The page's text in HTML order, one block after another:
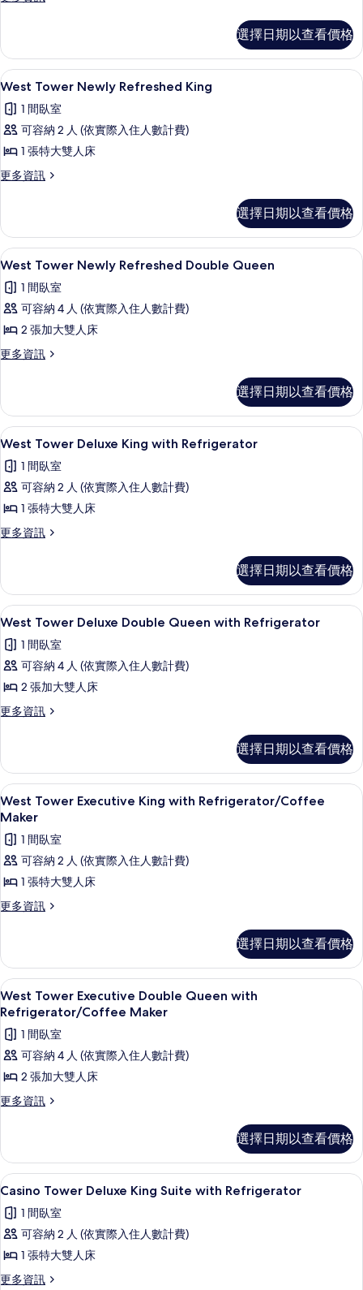
有
相
片
Friendly
Queen
的
情
選擇日期以查看價格
顯
示
West
Tower
Newly
Refreshed
所
有
相
片
West Tower Newly Refreshed King |
3
West Tower Newly Refreshed King
1 間臥室
可容納 2 人 (依實際入住人數計費)
1 張特大雙人床
更多資訊
更
Newly
Refreshed
King
詳
情
選擇日期以查看價格
顯
示
West
Tower
Newly
Refreshed
的
所
有
相
片
West Tower Newly Refreshed
4
West Tower Newly Refreshed Double Queen
1 間臥室
可容納 4 人 (依實際入住人數計費)
2 張加大雙人床
更多資訊
更
Newly
Refreshed
Double
的
詳
選擇日期以查看價格
顯
示
West
Tower
Deluxe
King
的
所
有
相
片
West Tower Deluxe King with
3
West Tower Deluxe King with Refrigerator
1 間臥室
可容納 2 人 (依實際入住人數計費)
1 張特大雙人床
更多資訊
更
Deluxe
King
with
的
詳
選擇日期以查看價格
顯
示
West
Tower
Deluxe
Double
Refrigerator
的
所
有
相
片
客房內保險箱、書桌、遮光布/窗簾、
5
West Tower Deluxe Double Queen with Refrigerator
1 間臥室
可容納 4 人 (依實際入住人數計費)
2 張加大雙人床
更多資訊
更
Deluxe
Double
Queen
with
的
詳
選擇日期以查看價格
顯
示
West
Tower
Executive
King
with
的
所
有
相
片
West Tower Executive King with
3
West Tower Executive King with Refrigerator/Coffee
Maker
1 間臥室
可容納 2 人 (依實際入住人數計費)
1 張特大雙人床
更多資訊
更
Executive
King
with
Refrigerator/Coffee
Maker
的
詳
選擇日期以查看價格
顯
示
West
Tower
Executive
Double
Queen
Maker
的
所
有
相
片
客房內保險箱、書桌、遮光布/窗簾、
5
West Tower Executive Double Queen with
Refrigerator/Coffee Maker
1 間臥室
可容納 4 人 (依實際入住人數計費)
2 張加大雙人床
更多資訊
更
Executive
Double
Queen
Refrigerator/Coffee
Maker
詳
情
選擇日期以查看價格
顯
示
Casino
Tower
Deluxe
King
客房內保險箱、書桌、遮光布/窗簾、
2
Casino Tower Deluxe King Suite with Refrigerator
1 間臥室
可容納 2 人 (依實際入住人數計費)
1 張特大雙人床
更多資訊
更